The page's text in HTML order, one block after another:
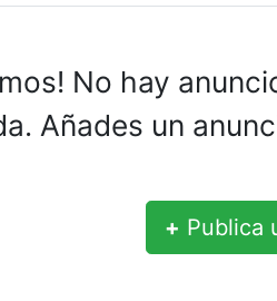
No hay
Añades un
+ Publica